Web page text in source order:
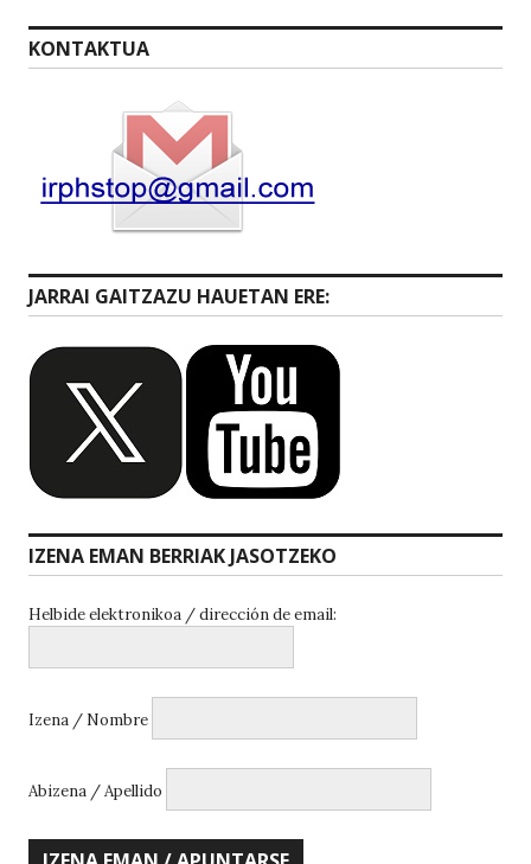
KONTAKTUA
JARRAI GAITZAZU HAUETAN ERE:
IZENA EMAN BERRIAK JASOTZEKO
Helbide elektronikoa / dirección de email:
Izena / Nombre
Abizena / Apellido